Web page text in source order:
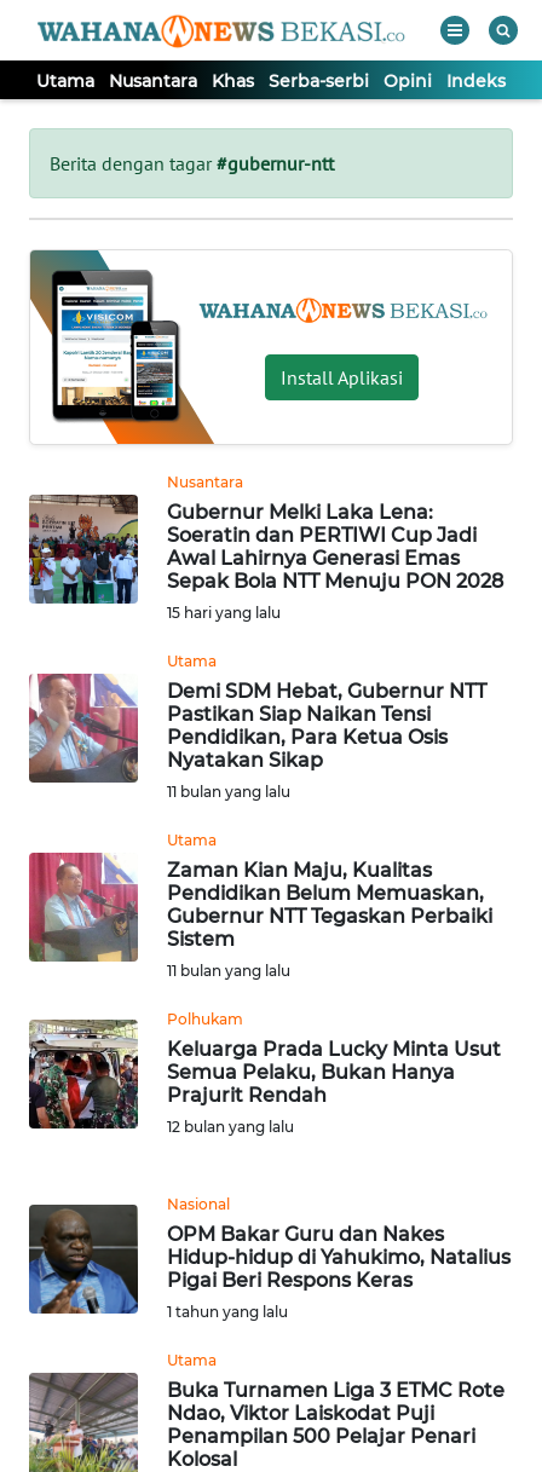
Utama Nusantara Khas Serba-serbi Opini Indeks
Berita dengan tagar#gubernur-ntt
Install Aplikasi
Nusantara
Gubernur Melki Laka Lena:
Soeratin dan PERTIWI Cup Jadi
Awal Lahirnya Generasi Emas
Sepak Bola NTT Menuju PON 2028
15 hari yang lalu
Utama
Demi SDM Hebat, Gubernur NTT
Pastikan Siap Naikan Tensi
Pendidikan, Para Ketua Osis
Nyatakan Sikap
11 bulan yang lalu
Utama
Zaman Kian Maju, Kualitas
Pendidikan Belum Memuaskan,
Gubernur NTT Tegaskan Perbaiki
Sistem
11 bulan yang lalu
Polhukam
Keluarga Prada Lucky Minta Usut
Semua Pelaku, Bukan Hanya
Prajurit Rendah
12 bulan yang lalu
Nasional
OPM Bakar Guru dan Nakes
Hidup-hidup di Yahukimo, Natalius
Pigai Beri Respons Keras
1 tahun yang lalu
Utama
Buka Turnamen Liga 3 ETMC Rote
Ndao, Viktor Laiskodat Puji
Penampilan 500 Pelajar Penari
Kolosal
Tutup
UTAMA
NUSANTARA
KHAS
SERBA-
SERBI
OPINI
Informasi
KONTAK
KAMI
TENTANG
KAMI
MEDIA
SIBER
REDAKSI
DISCLAIMER
Wahana
WN
SUMUT